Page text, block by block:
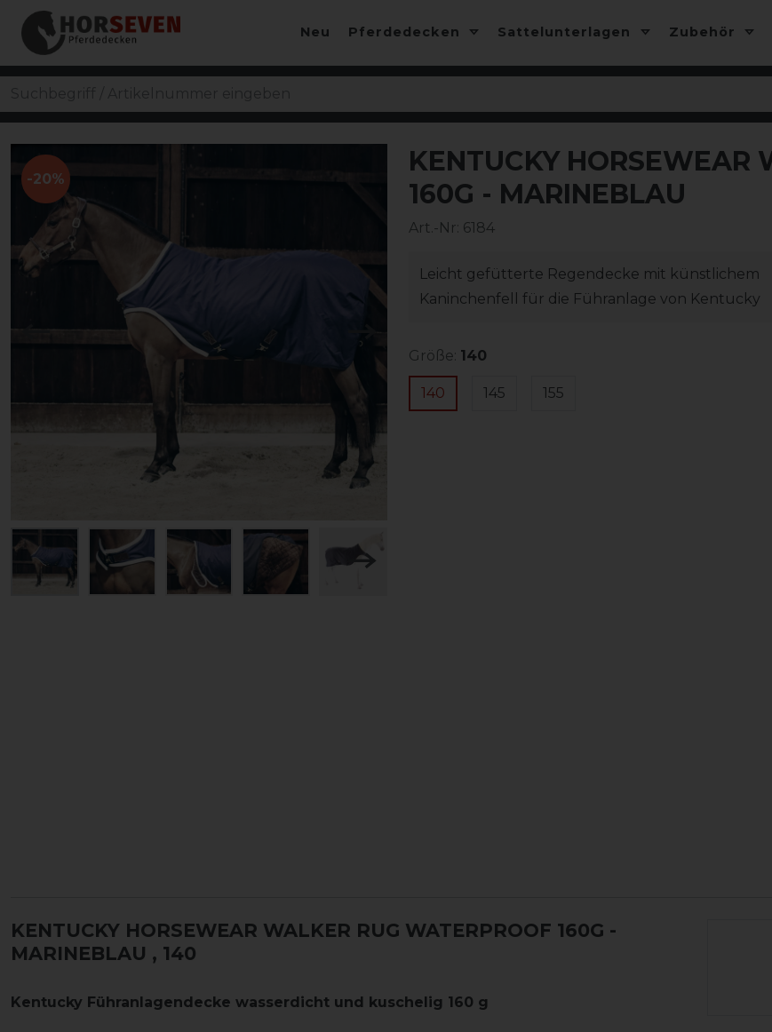
Neu Pferdedecken Sattelunterlagen Zubehör
-20%
KENTUCKY HORSEWEAR
160G - MARINEBLAU
Art.-Nr: 6184
Leicht gefütterte Regendecke mit künstlichem
Kaninchenfell für die Führanlage von Kentucky
Größe: 140
140 145 155
KENTUCKY HORSEWEAR WALKER RUG WATERPROOF 160G -
MARINEBLAU , 140
Kentucky Führanlagendecke wasserdicht und kuschelig 160 g